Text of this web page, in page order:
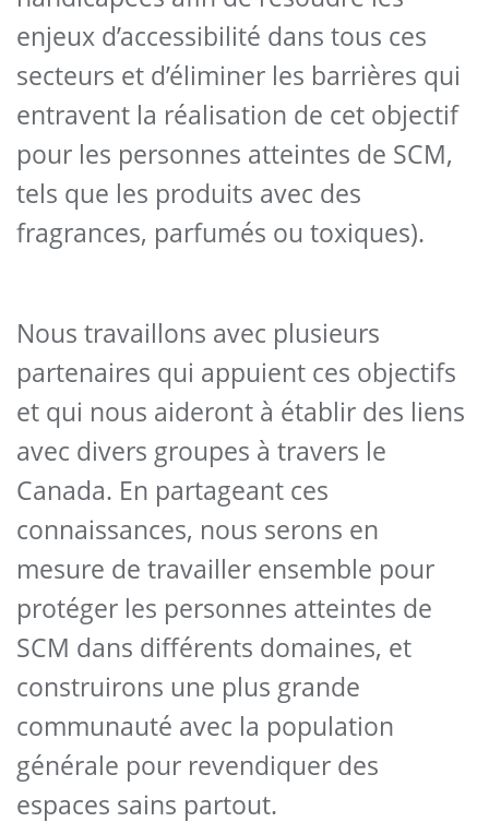
enjeux d’accessibilité dans tous ces
secteurs et d’éliminer les barrières qui
entravent la réalisation de cet objectif
pour les personnes atteintes de SCM,
tels que les produits avec des
fragrances, parfumés ou toxiques).
Nous travaillons avec plusieurs
partenaires qui appuient ces objectifs
et qui nous aideront à établir des liens
avec divers groupes à travers le
Canada. En partageant ces
connaissances, nous serons en
mesure de travailler ensemble pour
protéger les personnes atteintes de
SCM dans différents domaines, et
construirons une plus grande
communauté avec la population
générale pour revendiquer des
espaces sains partout.